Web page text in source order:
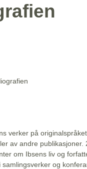
verker på
av andre
om Ibsens liv og
og